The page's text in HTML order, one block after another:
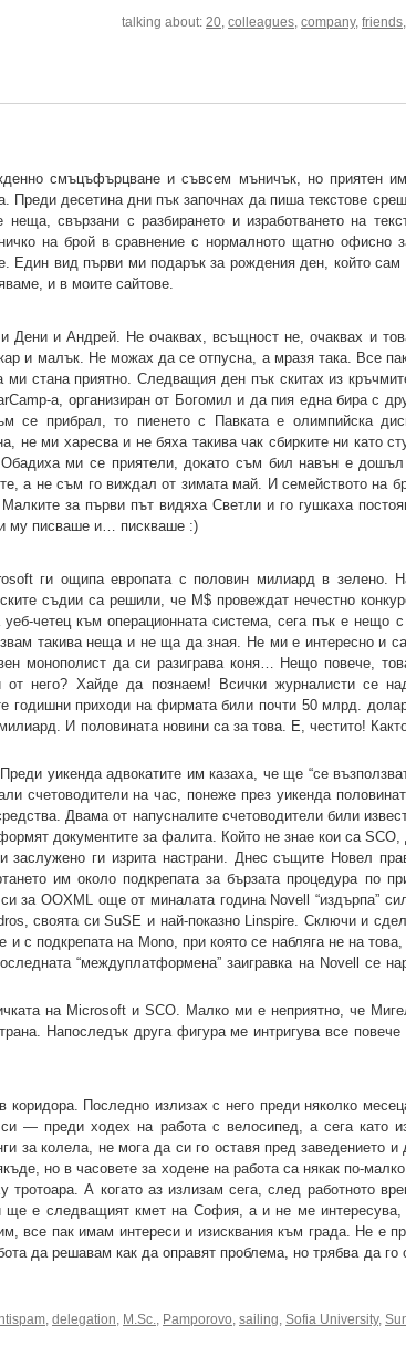
talking about: 20 ,colleagues ,company,friends
смъцъфърцване и съвсем мъничък, но приятен
Преди десетина дни пък започнах да пиша текстове
свързани с разбирането и изработването на
на брой в сравнение с нормалното щатно офисно
Един вид първи ми подарък за рождения ден, който
и в моите сайтове.
и Андрей. Не очаквах, всъщност не, очаквах и
и малък. Не можах да се отпусна, а мразя така. Все
ми стана приятно. Следващия ден пък скитах из
а, организиран от Богомил и да пия една бира с
се прибрал, то пиенето с Павката е олимпийска
не ми харесва и не бяха такива чак сбирките ни като
ми се приятели, докато съм бил навън е
а не съм го виждал от зимата май. И семейството на
за първи път видяха Светли и го гушкаха
му писваше и… пискваше :)
ги ощипа европата с половин милиард в зелено.
съдии са решили, че M$ провеждат нечестно
четец към операционната система, сега пък е
такива неща и не ща да зная. Не ми е интересно и
монополист да си разиграва коня… Нещо повече,
него? Хайде да познаем! Всички журналисти се
годишни приходи на фирмата били почти 50 млрд.
И половината новини са за това. Е, честито!
уикенда адвокатите им казаха, че ще “се
счетоводители на час, понеже през уикенда
Двама от напусналите счетоводители били
документите за фалита. Който не знае кои са
заслужено ги изрита настрани. Днес същите Новел
им около подкрепата за бързата процедура по
за OOXML още от миналата година Novell “издърпа”
своята си SuSE и най-показно Linspire. Сключи и
с подкрепата на Mono, при която се набляга не на
“междуплатформена” заигравка на Novell се
на Microsoft и SCO. Малко ми е неприятно, че
Напоследък друга фигура ме интригува все
коридора. Последно излизах с него преди няколко
— преди ходех на работа с велосипед, а сега като
за колела, не мога да си го оставя пред заведението
но в часовете за ходене на работа са някак по-
А когато аз излизам сега, след работното
ще е следващият кмет на София, а и не ме
все пак имам интереси и изисквания към града. Не е
да решавам как да оправят проблема, но трябва да го
,delegation M.Sc. Pamporovo ,sailing ,Sofia University,